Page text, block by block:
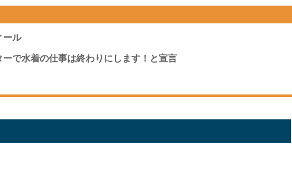
ール
で水着の仕事は終わりにします！と宣言